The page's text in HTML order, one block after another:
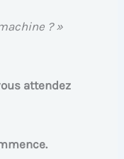
? »
attendez